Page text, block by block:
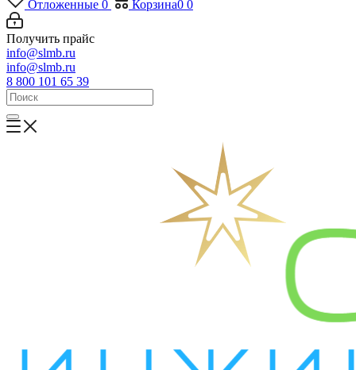
Отложенные 0 Корзина0 0
Получить прайс
info@slmb.ru
info@slmb.ru
8 800 101 65 39